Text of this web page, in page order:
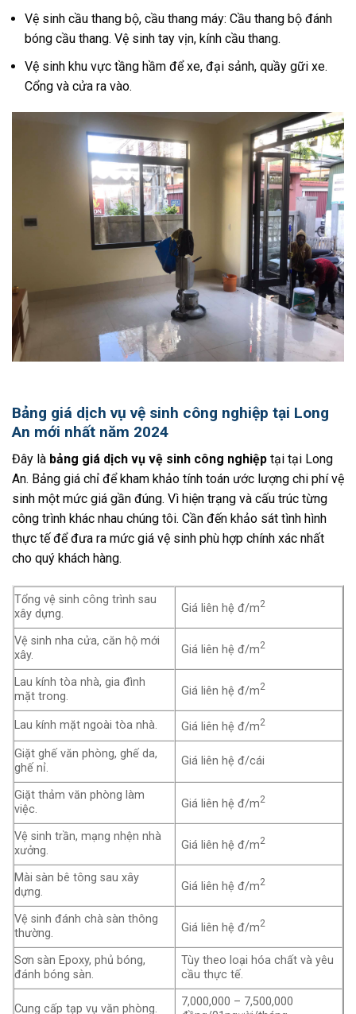
Vệ sinh cầu thang bộ, cầu thang máy: Cầu thang bộ đánh
bóng cầu thang. Vệ sinh tay vịn, kính cầu thang.
Vệ sinh khu vực tầng hầm để xe, đại sảnh, quầy gữi xe.
Cổng và cửa ra vào.
Bảng giá dịch vụ vệ sinh công nghiệp tại Long
An mới nhất năm 2024
Đây là bảng giá dịch vụ vệ sinh công nghiệp tại tại Long
An. Bảng giá chỉ để kham khảo tính toán ước lượng chi phí vệ
sinh một mức giá gần đúng. Vì hiện trạng và cấu trúc từng
công trình khác nhau chúng tôi. Cần đến khảo sát tình hình
thực tế để đưa ra mức giá vệ sinh phù hợp chính xác nhất
cho quý khách hàng.
Tổng vệ sinh công trình sau
xây dựng.
Giá liên hệ đ/m2
Vệ sinh nha cửa, căn hộ mới
xây.
Giá liên hệ đ/m2
Lau kính tòa nhà, gia đình
mặt trong.
Giá liên hệ đ/m2
Lau kính mặt ngoài tòa nhà. Giá liên hệ đ/m2
Giặt ghế văn phòng, ghế da,
ghế nỉ.
Giá liên hệ đ/cái
Giặt thảm văn phòng làm
việc.
Giá liên hệ đ/m2
Vệ sinh trần, mạng nhện nhà
xưởng.
Giá liên hệ đ/m2
Mài sàn bê tông sau xây
dựng.
Giá liên hệ đ/m2
Vệ sinh đánh chà sàn thông
thường.
Giá liên hệ đ/m2
Sơn sàn Epoxy, phủ bóng,
đánh bóng sàn.
Tùy theo loại hóa chất và yêu
cầu thực tế.
Cung cấp tạp vụ văn phòng.
7,000,000 – 7,500,000